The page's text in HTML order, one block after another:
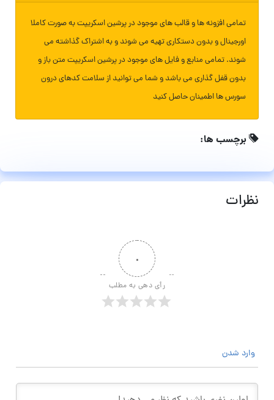
تمامی افزونه ها و قالب های موجود در پرشین اسکریپت به صورت کاملا
اورجینال و بدون دستکاری تهیه می شوند و به اشتراک گذاشته می
شوند. تمامی منابع و فایل های موجود در پرشین اسکریپت متن باز و
بدون قفل گذاری می باشد و شما می توانید از سلامت کدهای درون
سورس ها اطمینان حاصل کنید
برچسب ها:
نظرات
۰
رأی دهی به مطلب
وارد شدن